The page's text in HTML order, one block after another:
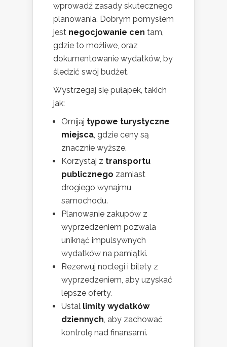
wprowadź zasady skutecznego
planowania. Dobrym pomysłem
jest negocjowanie cen tam,
gdzie to możliwe, oraz
dokumentowanie wydatków, by
śledzić swój budżet.
Wystrzegaj się pułapek, takich
jak:
Omijaj typowe turystyczne
miejsca , gdzie ceny są
znacznie wyższe.
Korzystaj z transportu
publicznego zamiast
drogiego wynajmu
samochodu.
Planowanie zakupów z
wyprzedzeniem pozwala
uniknąć impulsywnych
wydatków na pamiątki.
Rezerwuj noclegi i bilety z
wyprzedzeniem, aby uzyskać
lepsze oferty.
Ustal limity wydatków
dziennych , aby zachować
kontrolę nad finansami.